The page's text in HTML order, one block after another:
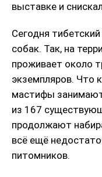
выставке и
Сегодня
собак. Так, на
проживает около
экземпляров. Что
мастифы
из 167
продолжают
всё ещё
питомников.